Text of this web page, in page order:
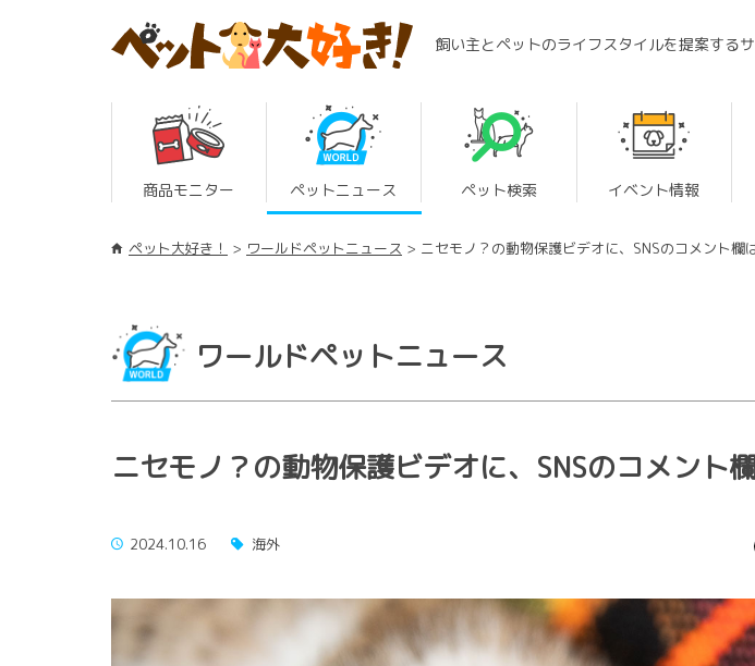
飼い主とペットのライフスタイルを提案する
商品モニター ペットニュース ペット検索 イベント情報
ペット大好き！ ワールドペットニュース ニセモノ？の動物保護ビデオに、SNSのコメント欄
ワールドペットニュース
ニセモノ？の動物保護ビデオに、SNSのコメント
2024.10.16 海外